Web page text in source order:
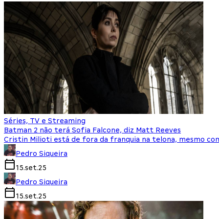
Séries, TV e Streaming
Batman 2 não terá Sofia Falcone, diz Matt Reeves
Cristin Milioti está de fora da franquia na telona, mesmo
Pedro Siqueira
15.set.25
Pedro Siqueira
15.set.25